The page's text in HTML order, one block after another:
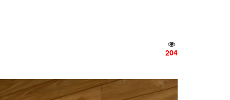
204